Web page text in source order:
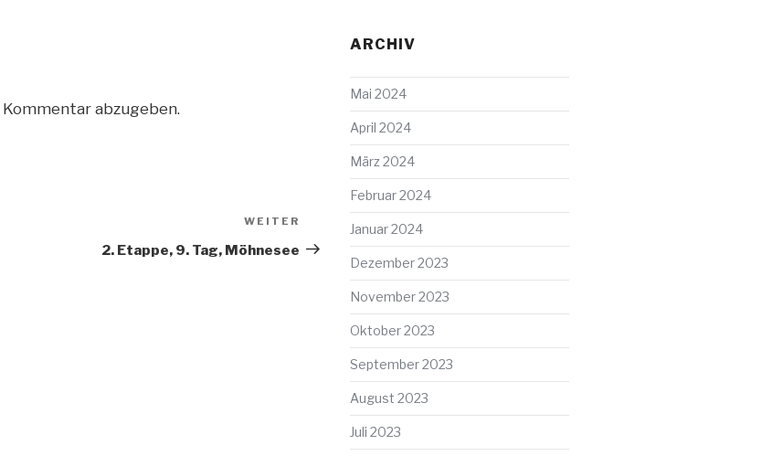
Kommentar abzugeben.
Nächster
Beitrag
WEITER
2. Etappe, 9. Tag, Möhnesee
ARCHIV
Mai 2024
April 2024
März 2024
Februar 2024
Januar 2024
Dezember 2023
November 2023
Oktober 2023
September 2023
August 2023
Juli 2023